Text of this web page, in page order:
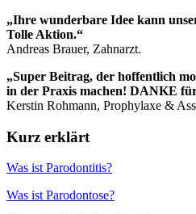
„Ihre wunderbare Idee kann
Tolle Aktion.“
Andreas Brauer, Zahnarzt.
„Super Beitrag, der hoffentlich
in der Praxis machen! DANKE
Kerstin Rohmann, Prophylaxe &
Kurz erklärt
Was ist Parodontitis?
Was ist Parodontose?